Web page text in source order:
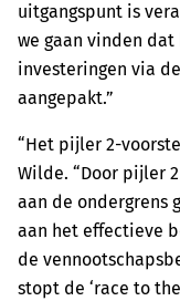
uitgangspunt is
we gaan vinden
investeringen via
aangepakt.”
“Het pijler 2-
Wilde. “Door pijler
aan de ondergrens
aan het effectieve
de
stopt de ‘race to